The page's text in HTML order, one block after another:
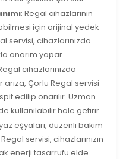
: Regal cihazlarının
için orijinal yedek
servisi, cihazlarınızda
onarım yapar.
cihazlarınızda
Çorlu Regal servisi
edilip onarılır. Uzman
kullanılabilir hale getirir.
eşyaları, düzenli bakım
servisi, cihazlarınızın
enerji tasarrufu elde